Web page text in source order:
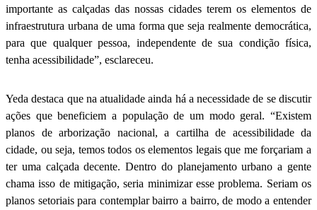
importante as calçadas das nossas cidades terem os elementos de
infraestrutura urbana de uma forma que seja realmente democrática,
para que qualquer pessoa, independente de sua condição física,
tenha acessibilidade”, esclareceu.
Yeda destaca que na atualidade ainda há a necessidade de se discutir
ações que beneficiem a população de um modo geral. “Existem
planos de arborização nacional, a cartilha de acessibilidade da
cidade, ou seja, temos todos os elementos legais que me forçariam a
ter uma calçada decente. Dentro do planejamento urbano a gente
chama isso de mitigação, seria minimizar esse problema. Seriam os
planos setoriais para contemplar bairro a bairro, de modo a entender